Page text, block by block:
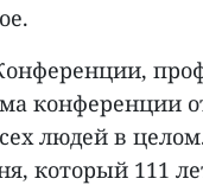
конференции
людей в
который 111